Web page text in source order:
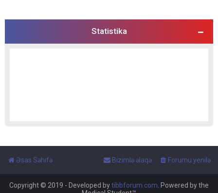
Statistika
Əsas Səhifə Forumu yenilə
Bizimlə əlaqə
Copyright © 2019 - Developed bytibbforum.com . Powered by the